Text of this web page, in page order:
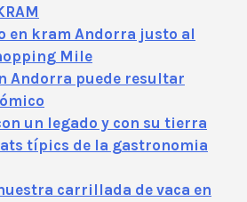
en kram Andorra justo al
Mile
Andorra puede resultar
un legado y con su tierra
típics de la gastronomia
carrillada de vaca en